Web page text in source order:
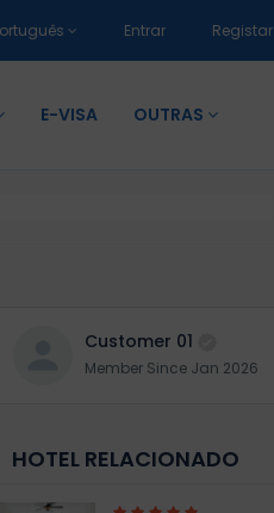
Entrar Registar
E-VISA OUTRAS
Customer 01
Member Since Jan 2026
HOTEL RELACIONADO